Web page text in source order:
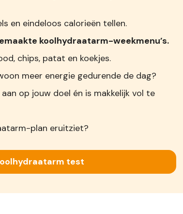
en eindeloos calorieën tellen.
koolhydraatarm-weekmenu’s.
chips, patat en koekjes.
meer energie gedurende de dag?
op jouw doel én is makkelijk vol te
plan eruitziet?
test